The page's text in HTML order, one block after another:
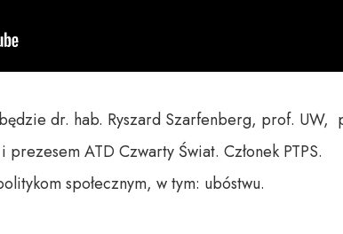
dr. hab. Ryszard Szarfenberg, prof. UW,
ATD Czwarty Świat. Członek PTPS.
społecznym, w tym: ubóstwu.